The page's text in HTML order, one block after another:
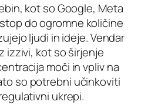
kot so Google, Meta
do ogromne količine
ljudi in ideje. Vendar
izzivi, kot so širjenje
moči in vpliv na
so potrebni učinkoviti
ukrepi.